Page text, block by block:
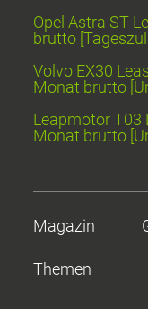
Opel Astra ST
brutto
Volvo EX30
Monat brutto
Leapmotor T03
Monat brutto
Magazin
Themen